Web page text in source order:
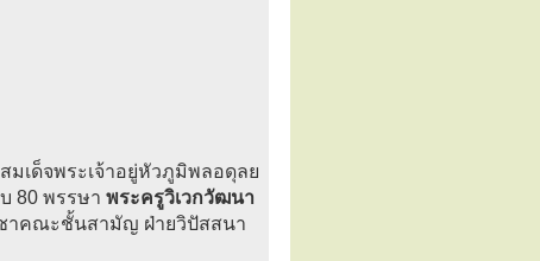
มเด็จพระเจ้าอยู่หัวภูมิพลอดุลย
80 พรรษา พระครูวิเวกวัฒนา
าคณะชั้นสามัญ ฝ่ายวิปัสสนา